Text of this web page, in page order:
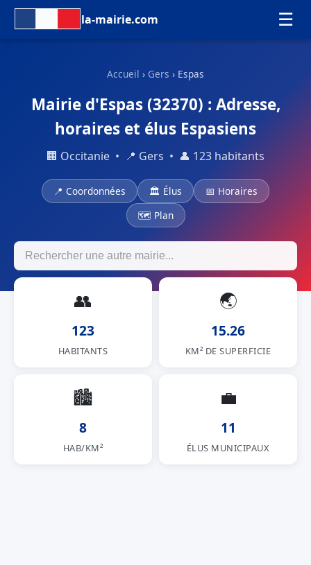
la-mairie.com ☰
Accueil › Gers › Espas
Mairie d'Espas (32370) : Adresse,
horaires et élus Espasiens
🏢 Occitanie • 📍 Gers • 👤 123 habitants
📍 Coordonnées 🏛 Élus
📅 Horaires
🗺 Plan
👥
123
HABITANTS
🌏
15.26
KM² DE SUPERFICIE
🏙
8
HAB/KM²
💼
11
ÉLUS MUNICIPAUX